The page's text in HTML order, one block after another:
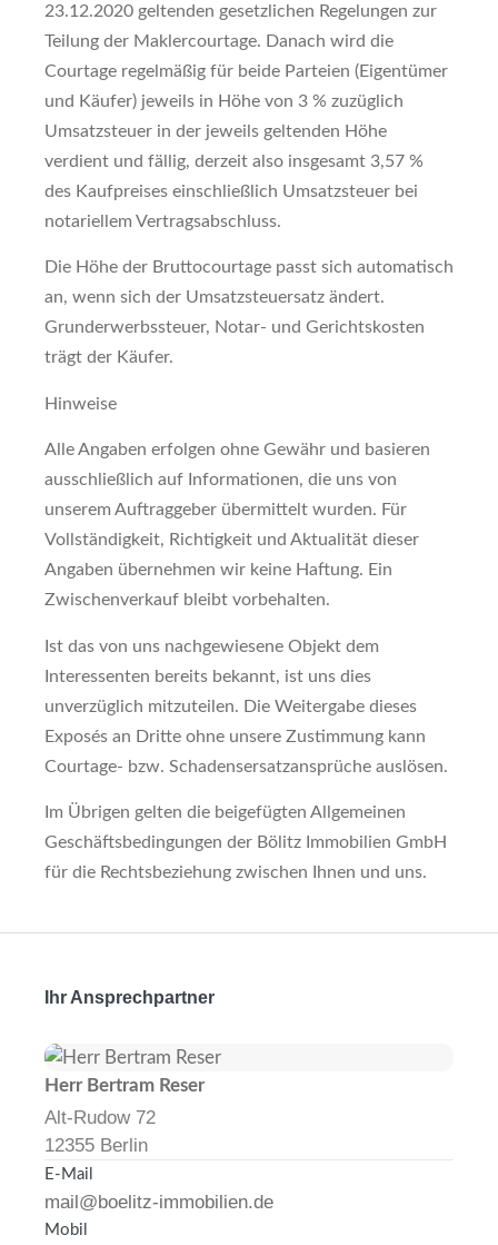
23.12.2020 geltenden gesetzlichen Regelungen zur
Teilung der Maklercourtage. Danach wird die
Courtage regelmäßig für beide Parteien (Eigentümer
und Käufer) jeweils in Höhe von 3 % zuzüglich
Umsatzsteuer in der jeweils geltenden Höhe
verdient und fällig, derzeit also insgesamt 3,57 %
des Kaufpreises einschließlich Umsatzsteuer bei
notariellem Vertragsabschluss.
Die Höhe der Bruttocourtage passt sich automatisch
an, wenn sich der Umsatzsteuersatz ändert.
Grunderwerbssteuer, Notar- und Gerichtskosten
trägt der Käufer.
Hinweise
Alle Angaben erfolgen ohne Gewähr und basieren
ausschließlich auf Informationen, die uns von
unserem Auftraggeber übermittelt wurden. Für
Vollständigkeit, Richtigkeit und Aktualität dieser
Angaben übernehmen wir keine Haftung. Ein
Zwischenverkauf bleibt vorbehalten.
Ist das von uns nachgewiesene Objekt dem
Interessenten bereits bekannt, ist uns dies
unverzüglich mitzuteilen. Die Weitergabe dieses
Exposés an Dritte ohne unsere Zustimmung kann
Courtage- bzw. Schadensersatzansprüche auslösen.
Im Übrigen gelten die beigefügten Allgemeinen
Geschäftsbedingungen der Bölitz Immobilien GmbH
für die Rechtsbeziehung zwischen Ihnen und uns.
Ihr Ansprechpartner
Herr Bertram Reser
Alt-Rudow 72
12355 Berlin
E-Mail
mail@boelitz-immobilien.de
Mobil